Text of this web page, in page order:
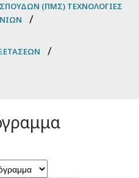
(ΠΜΣ) ΤΕΧΝΟΛΟΓΊΕΣ